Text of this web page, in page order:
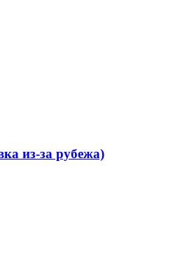
из-за рубежа)